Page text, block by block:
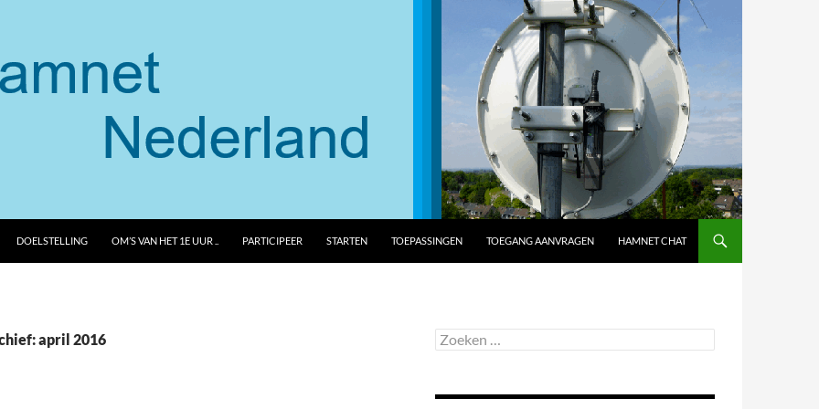
DOELSTELLING OM’S VAN HET 1E UUR .. PARTICIPEER STARTEN TOEPASSINGEN TOEGANG AANVRAGEN HAMNET CHAT
april 2016
Zoeken
naar: